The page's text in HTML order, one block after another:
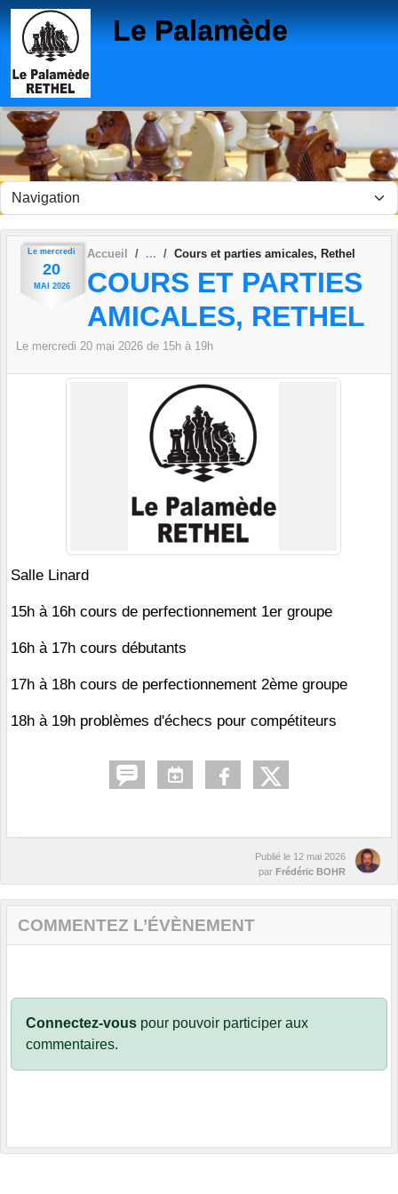
Le Palamède
Le mercredi
20
MAI 2026
Accueil Cours et parties amicales, Rethel
COURS ET PARTIES
AMICALES, RETHEL
Le mercredi 20 mai 2026 de 15h à 19h
Salle Linard
15h à 16h cours de perfectionnement 1er groupe
16h à 17h cours débutants
17h à 18h cours de perfectionnement 2ème groupe
18h à 19h problèmes d'échecs pour compétiteurs
Publié le 12 mai 2026
par Frédéric BOHR
COMMENTEZ L’ÉVÈNEMENT
Connectez-vous pour pouvoir participer aux
commentaires.
Panneau de gestion des cookies